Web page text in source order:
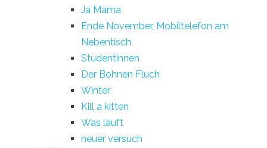
Ja Mama
Ende November, Mobiltelefon am
Nebentisch
Studentinnen
Der Bohnen Fluch
Winter
Kill a kitten
Was läuft
neuer versuch